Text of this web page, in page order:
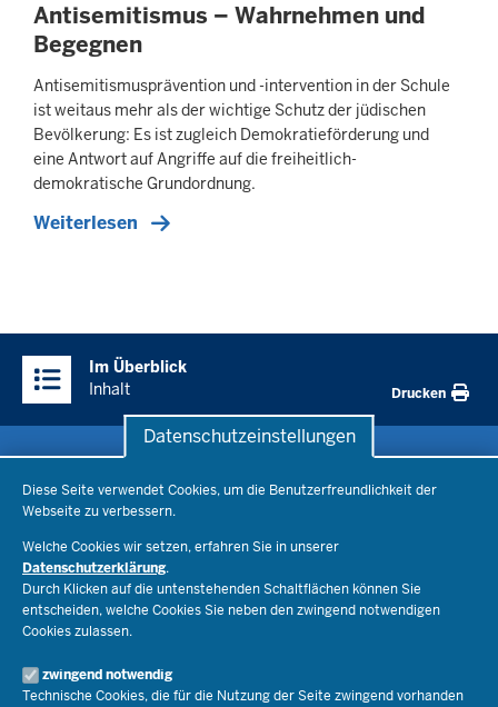
Datenschutzeinstellungen
Diese Seite verwendet Cookies, um die Benutzerfreundlichkeit der
Webseite zu verbessern.
Welche Cookies wir setzen, erfahren Sie in unserer
Datenschutzerklärung.
Durch Klicken auf die untenstehenden Schaltflächen können Sie
entscheiden, welche Cookies Sie neben den zwingend notwendigen
Cookies zulassen.
zwingend notwendig
Technische Cookies, die für die Nutzung der Seite zwingend vorhanden
Antisemitismus – Wahrnehmen und
Begegnen
Antisemitismusprävention und -intervention in der Schule
ist weitaus mehr als der wichtige Schutz der jüdischen
Bevölkerung: Es ist zugleich Demokratieförderung und
eine Antwort auf Angriffe auf die freiheitlich-
demokratische Grundordnung.
Weiterlesen
Inhalte
Im Überblick
Inhalt
Drucken
Bildungsthemen
Lehrkräfte
Recht
Schulleben
Ministerium
Ministerin Dorothee Feller
Staatssekretär Dr. Urban Mauer
Open Government
Bibliothek
Presse
Pressefotos
Service